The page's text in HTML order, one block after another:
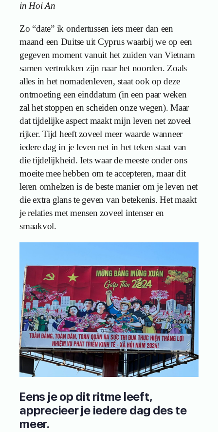
in Hoi An
Zo “date” ik ondertussen iets meer dan een
maand een Duitse uit Cyprus waarbij we op een
gegeven moment vanuit het zuiden van Vietnam
samen vertrokken zijn naar het noorden. Zoals
alles in het nomadenleven, staat ook op deze
ontmoeting een einddatum (in een paar weken
zal het stoppen en scheiden onze wegen). Maar
dat tijdelijke aspect maakt mijn leven net zoveel
rijker. Tijd heeft zoveel meer waarde wanneer
iedere dag in je leven net in het teken staat van
die tijdelijkheid. Iets waar de meeste onder ons
moeite mee hebben om te accepteren, maar dit
leren omhelzen is de beste manier om je leven net
die extra glans te geven van betekenis. Het maakt
je relaties met mensen zoveel intenser en
smaakvol.
Eens je op dit ritme leeft,
apprecieer je iedere dag des te
meer.